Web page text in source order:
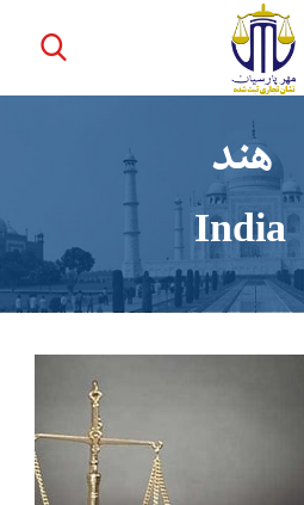
هند
India